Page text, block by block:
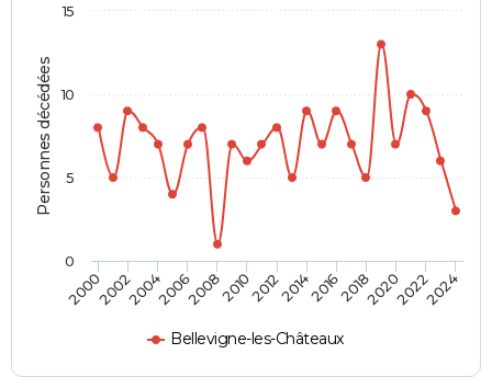
Personnes décédées
Bellevigne-les-Châteaux
2000200220042006200820102012201420162018202020222024
0
5
10
15